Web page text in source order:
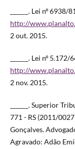
______. Lei nº
http://
2 out. 2015.
______. Lei nº
http://
2 nov. 2015.
______. Superior
771 - RS (2011/
Gonçalves.
Agravado: Adão